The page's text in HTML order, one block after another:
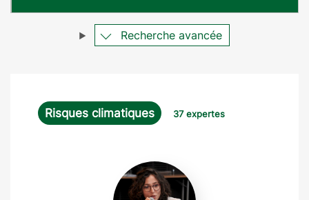
e
Recherche avancée
Risques climatiques 37 expertes
Violaine
Lepousez